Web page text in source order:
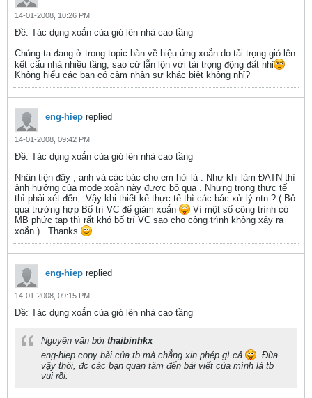
14-01-2008, 10:26 PM
Ðề: Tác dụng xoắn của gió lên nhà cao tầng
Chúng ta đang ở trong topic bàn về hiệu ứng xoắn do tải trọng gió lên
kết cấu nhà nhiều tầng, sao cứ lẫn lộn với tải trọng động đất nhỉ
Không hiểu các bạn có cảm nhận sự khác biệt không nhỉ?
eng-hiep replied
14-01-2008, 09:42 PM
Ðề: Tác dụng xoắn của gió lên nhà cao tầng
Nhân tiện đây , anh và các bác cho em hỏi là : Như khi làm ĐATN thì
ảnh hưởng của mode xoắn này được bỏ qua . Nhưng trong thực tế
thì phải xét đến . Vậy khi thiết kế thực tế thì các bác xử lý ntn ? ( Bỏ
qua trường hợp Bố trí VC để giàm xoắn
Vì một số công trình có
MB phức tạp thì rất khó bố trí VC sao cho công trình không xảy ra
xoắn ) . Thanks
eng-hiep replied
14-01-2008, 09:15 PM
Ðề: Tác dụng xoắn của gió lên nhà cao tầng
Nguyên văn bởi thaibinhkx
eng-hiep copy bài của tb mà chẳng xin phép gì cả
. Đùa
vậy thôi, đc các bạn quan tâm đến bài viết của mình là tb
vui rồi.